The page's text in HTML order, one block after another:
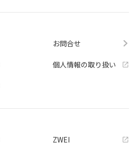
お問合せ
個人情報の取り扱い
ZWEI